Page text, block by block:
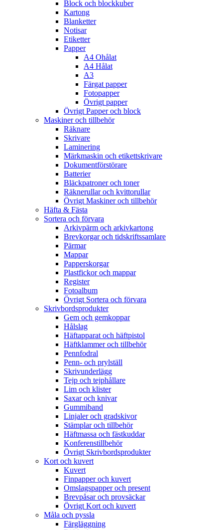
Block och blockkuber
Kartong
Blanketter
Notisar
Etiketter
Papper
A4 Ohålat
A4 Hålat
A3
Färgat papper
Fotopapper
Övrigt papper
Övrigt Papper och block
Maskiner och tillbehör
Räknare
Skrivare
Laminering
Märkmaskin och etikettskrivare
Dokumentförstörare
Batterier
Bläckpatroner och toner
Räknerullar och kvittorullar
Övrigt Maskiner och tillbehör
Häfta & Fästa
Sortera och förvara
Arkivpärm och arkivkartong
Brevkorgar och tidskriftssamlare
Pärmar
Mappar
Papperskorgar
Plastfickor och mappar
Register
Fotoalbum
Övrigt Sortera och förvara
Skrivbordsprodukter
Gem och gemkoppar
Hålslag
Häftapparat och häftpistol
Häftklammer och tillbehör
Pennfodral
Penn- och prylställ
Skrivunderlägg
Tejp och tejphållare
Lim och klister
Saxar och knivar
Gummiband
Linjaler och gradskivor
Stämplar och tillbehör
Häftmassa och fästkuddar
Konferenstillbehör
Övrigt Skrivbordsprodukter
Kort och kuvert
Kuvert
Finpapper och kuvert
Omslagspapper och present
Brevpåsar och provsäckar
Övrigt Kort och kuvert
Måla och pyssla
Färgläggning